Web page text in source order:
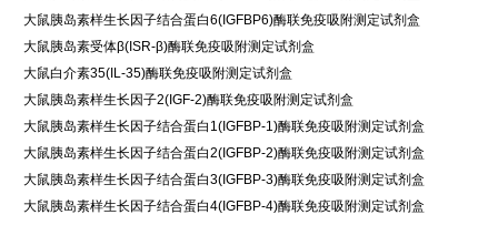
大鼠胰岛素样生长因子结合蛋白6(IGFBP6)酶联免疫吸附测定试剂盒
大鼠胰岛素受体β(ISR-β)酶联免疫吸附测定试剂盒
大鼠白介素35(IL-35)酶联免疫吸附测定试剂盒
大鼠胰岛素样生长因子2(IGF-2)酶联免疫吸附测定试剂盒
大鼠胰岛素样生长因子结合蛋白1(IGFBP-1)酶联免疫吸附测定试剂盒
大鼠胰岛素样生长因子结合蛋白2(IGFBP-2)酶联免疫吸附测定试剂盒
大鼠胰岛素样生长因子结合蛋白3(IGFBP-3)酶联免疫吸附测定试剂盒
大鼠胰岛素样生长因子结合蛋白4(IGFBP-4)酶联免疫吸附测定试剂盒